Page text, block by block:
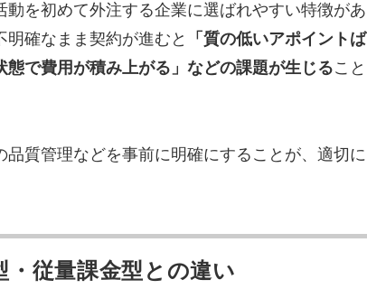
ュニケーション｜お試しプランで初めてでも安心
｜BtoBの無形商材に特化
マニーセンター｜格安プランが魅力な営業代行会社
｜1,000社以上の支援実績あり
テレアポからクロージングまで一括で対応可能
材業界に強みを持つ
」に注意
動を初めて外注する企業に選ばれやすい特徴があ
明確なまま契約が進むと
「質の低いアポイントば
で費用が積み上がる」などの課題が生じること
質管理などを事前に明確にすることが、適切に
・従量課金型との違い